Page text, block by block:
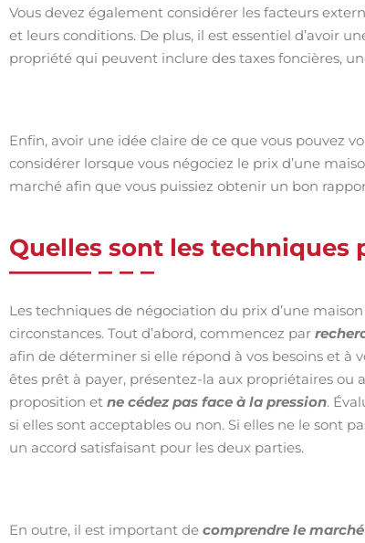
Vous devez également considérer les facteurs
et leurs conditions. De plus, il est essentiel d’avoir
propriété qui peuvent inclure des taxes foncières,
Enfin, avoir une idée claire de ce que vous
considérer lorsque vous négociez le prix d’une
marché afin que vous puissiez obtenir un bon
Quelles sont les techniques
Les techniques de négociation du prix d’une
circonstances. Tout d’abord, commencez par
afin de déterminer si elle répond à vos besoins et à
êtes prêt à payer, présentez-la aux propriétaires
proposition et ne cédez pas face à la pression.
si elles sont acceptables ou non. Si elles ne le sont
un accord satisfaisant pour les deux parties.
En outre, il est important de comprendre le